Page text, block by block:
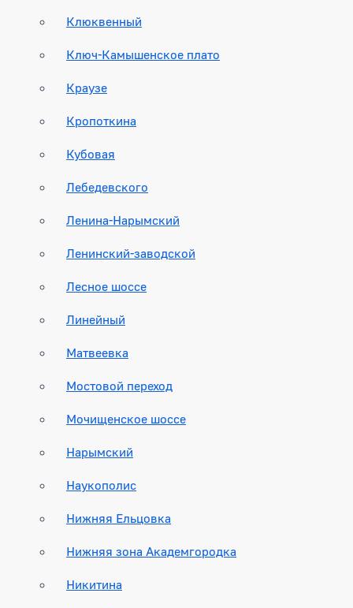
Клюквенный
Ключ-Камышенское плато
Краузе
Кропоткина
Кубовая
Лебедевского
Ленина-Нарымский
Ленинский-заводской
Лесное шоссе
Линейный
Матвеевка
Мостовой переход
Мочищенское шоссе
Нарымский
Наукополис
Нижняя Ельцовка
Нижняя зона Академгородка
Никитина